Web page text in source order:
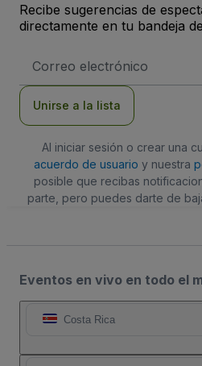
Recibe sugerencias de
directamente en tu bandeja
de
Unirse a la lista
Al iniciar sesión o crear una
acuerdo de usuario y nuestra
posible que recibas
parte, pero puedes darte de
Eventos en vivo en todo el
Costa Rica